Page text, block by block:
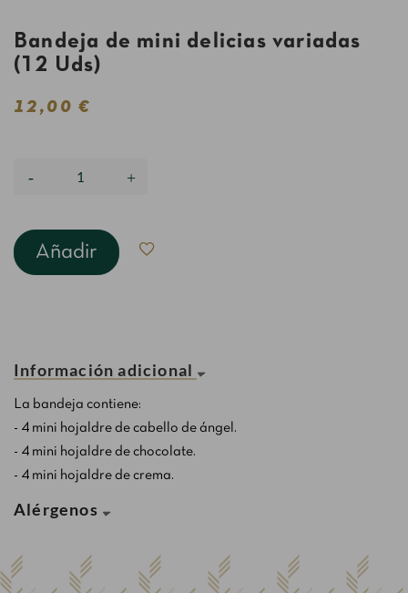
Bandeja de mini delicias variadas
(12 Uds)
12,00 €
Añadir
Información adicional
La bandeja contiene:
- 4 mini hojaldre de cabello de ángel.
- 4 mini hojaldre de chocolate.
- 4 mini hojaldre de crema.
Alérgenos